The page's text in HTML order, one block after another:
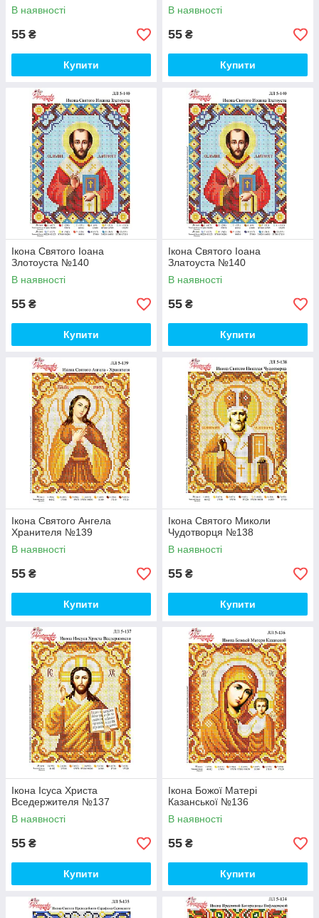
В наявності
55 ₴
Купити
В наявності
55 ₴
Купити
Ікона Святого Іоана
Злотоуста №140
В наявності
55 ₴
Купити
Ікона Святого Іоана
Златоуста №140
В наявності
55 ₴
Купити
Ікона Святого Ангела
Хранителя №139
В наявності
55 ₴
Купити
Ікона Святого Миколи
Чудотворця №138
В наявності
55 ₴
Купити
Ікона Ісуса Христа
Вседержителя №137
В наявності
55 ₴
Купити
Ікона Божої Матері
Казанської №136
В наявності
55 ₴
Купити